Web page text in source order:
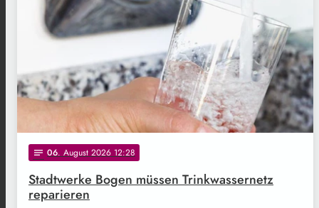
notes 06. August 2026 12:28
Stadtwerke Bogen müssen Trinkwassernetz
reparieren